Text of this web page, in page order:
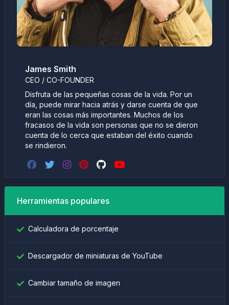
James Smith
CEO / CO-FOUNDER
Disfruta de las pequeñas cosas de la vida. Por un
día, puede mirar hacia atrás y darse cuenta de que
eran las cosas más importantes. Muchos de los
fracasos de la vida son personas que no se dieron
cuenta de lo cerca que estaban del éxito cuando
se rindieron.
Herramientas populares
Calculadora de porcentaje
Descargador de miniaturas de YouTube
Cambiar tamaño de imagen